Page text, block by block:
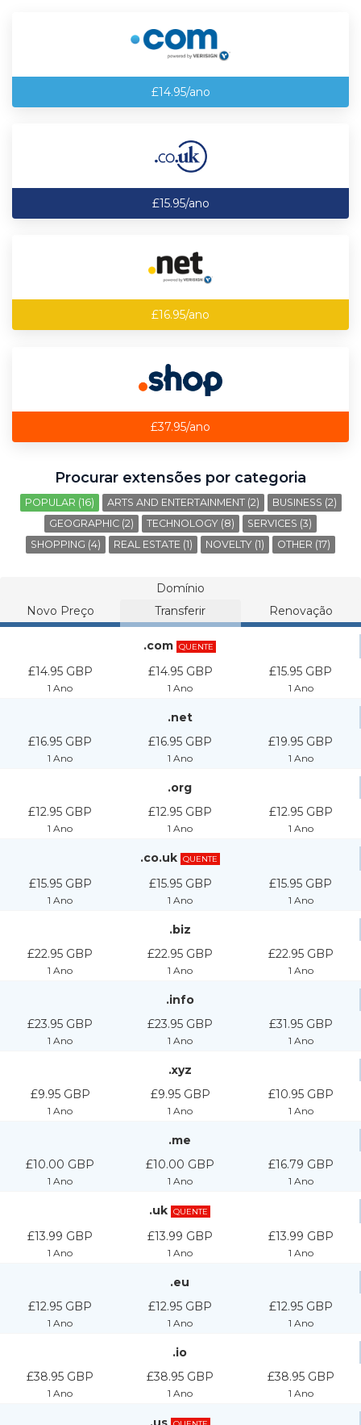
£14.95/ano
£15.95/ano
£16.95/ano
£37.95/ano
Procurar extensões por categoria
POPULAR (16) ARTS AND ENTERTAINMENT (2)
BUSINESS (2)
GEOGRAPHIC (2)
TECHNOLOGY (8)
SERVICES (3)
SHOPPING (4)
REAL ESTATE (1) NOVELTY (1) OTHER (17)
Domínio
Novo Preço
Transferir Renovação
.com QUENTE
£14.95 GBP
1 Ano
£14.95 GBP
1 Ano
£15.95 GBP
1 Ano
.net
£16.95 GBP
1 Ano
£16.95 GBP
1 Ano
£19.95 GBP
1 Ano
.org
£12.95 GBP
1 Ano
£12.95 GBP
1 Ano
£12.95 GBP
1 Ano
.co.uk QUENTE
£15.95 GBP
1 Ano
£15.95 GBP
1 Ano
£15.95 GBP
1 Ano
.biz
£22.95 GBP
1 Ano
£22.95 GBP
1 Ano
£22.95 GBP
1 Ano
.info
£23.95 GBP
1 Ano
£23.95 GBP
1 Ano
£31.95 GBP
1 Ano
.xyz
£9.95 GBP
1 Ano
£9.95 GBP
1 Ano
£10.95 GBP
1 Ano
.me
£10.00 GBP
1 Ano
£10.00 GBP
1 Ano
£16.79 GBP
1 Ano
.uk QUENTE
£13.99 GBP
1 Ano
£13.99 GBP
1 Ano
£13.99 GBP
1 Ano
.eu
£12.95 GBP
1 Ano
£12.95 GBP
1 Ano
£12.95 GBP
1 Ano
.io
£38.95 GBP
1 Ano
£38.95 GBP
1 Ano
£38.95 GBP
1 Ano